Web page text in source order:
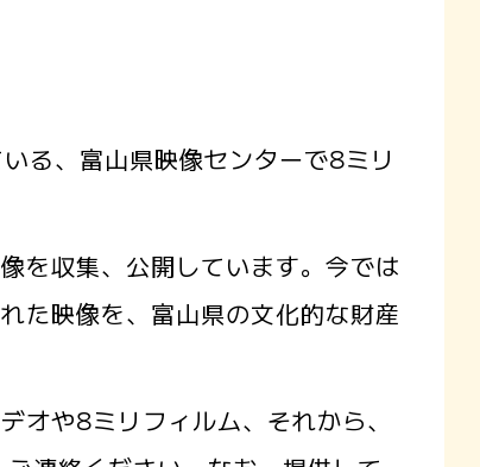
る、富山県映像センターで8ミリ
を収集、公開しています。今では
た映像を、富山県の文化的な財産
や8ミリフィルム、それから、